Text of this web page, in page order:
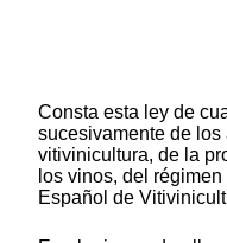
Consta esta ley de
sucesivamente de
vitivinicultura, de la
los vinos, del
Español de